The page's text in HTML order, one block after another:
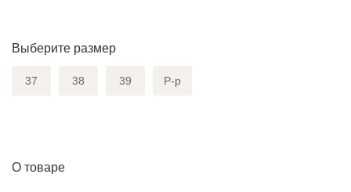
Выберите размер
37 38 39 Р-р
О товаре